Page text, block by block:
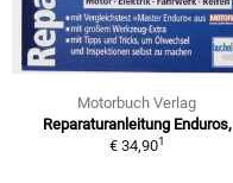
Motorbuch Verlag
Reparaturanleitung Enduros,
€ 34,901